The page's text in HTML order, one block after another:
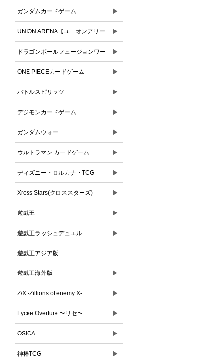
ードゲーム)
ムオーダー)
ガンダムカードゲーム ▶
UNION ARENA【ユニオンアリー
ナ】
▶
ドラゴンボールフュージョンワー
ルド
▶
ONE PIECEカードゲーム ▶
バトルスピリッツ ▶
デジモンカードゲーム ▶
ガンダムウォー ▶
ウルトラマン カードゲーム ▶
ディズニー・ロルカナ・TCG ▶
Xross Stars(クロススターズ) ▶
遊戯王 ▶
遊戯王ラッシュデュエル ▶
遊戯王アジア版
遊戯王海外版 ▶
Z/X -Zillions of enemy X- ▶
Lycee Overture 〜リセ〜 ▶
OSICA ▶
神椿TCG ▶